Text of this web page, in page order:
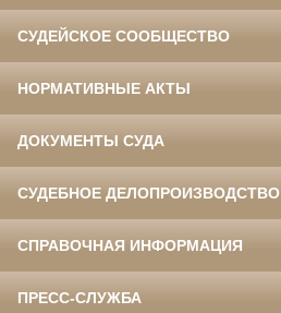
СУДЕЙСКОЕ СООБЩЕСТВО
НОРМАТИВНЫЕ АКТЫ
ДОКУМЕНТЫ СУДА
СУДЕБНОЕ ДЕЛОПРОИЗВОДСТВО
СПРАВОЧНАЯ ИНФОРМАЦИЯ
ПРЕСС-СЛУЖБА